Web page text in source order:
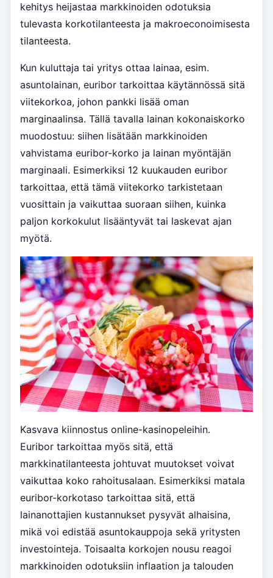
kehitys heijastaa markkinoiden odotuksia
tulevasta korkotilanteesta ja makroeconoimisesta
tilanteesta.
Kun kuluttaja tai yritys ottaa lainaa, esim.
asuntolainan, euribor tarkoittaa käytännössä sitä
viitekorkoa, johon pankki lisää oman
marginaalinsa. Tällä tavalla lainan kokonaiskorko
muodostuu: siihen lisätään markkinoiden
vahvistama euribor-korko ja lainan myöntäjän
marginaali. Esimerkiksi 12 kuukauden euribor
tarkoittaa, että tämä viitekorko tarkistetaan
vuosittain ja vaikuttaa suoraan siihen, kuinka
paljon korkokulut lisääntyvät tai laskevat ajan
myötä.
Kasvava kiinnostus online-kasinopeleihin.
Euribor tarkoittaa myös sitä, että
markkinatilanteesta johtuvat muutokset voivat
vaikuttaa koko rahoitusalaan. Esimerkiksi matala
euribor-korkotaso tarkoittaa sitä, että
lainanottajien kustannukset pysyvät alhaisina,
mikä voi edistää asuntokauppoja sekä yritysten
investointeja. Toisaalta korkojen nousu reagoi
markkinoiden odotuksiin inflaation ja talouden